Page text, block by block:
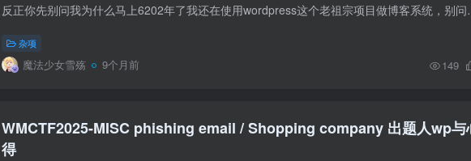
反正你先别问我为什么马上6202年了我
杂项
魔法少女雪殇 9个月前 149
WMCTF2025-MISC phishing email / Shopping company 出题人wp与
得